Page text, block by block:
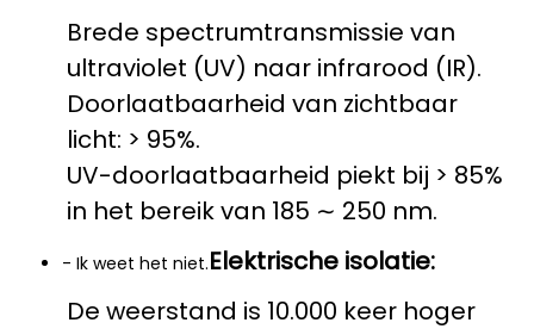
Brede spectrumtransmissie van
ultraviolet (UV) naar infrarood (IR).
Doorlaatbaarheid van zichtbaar
licht: > 95%.
UV-doorlaatbaarheid piekt bij > 85%
in het bereik van 185 ∼ 250 nm.
- Ik weet het niet.Elektrische isolatie:
De weerstand is 10.000 keer hoger